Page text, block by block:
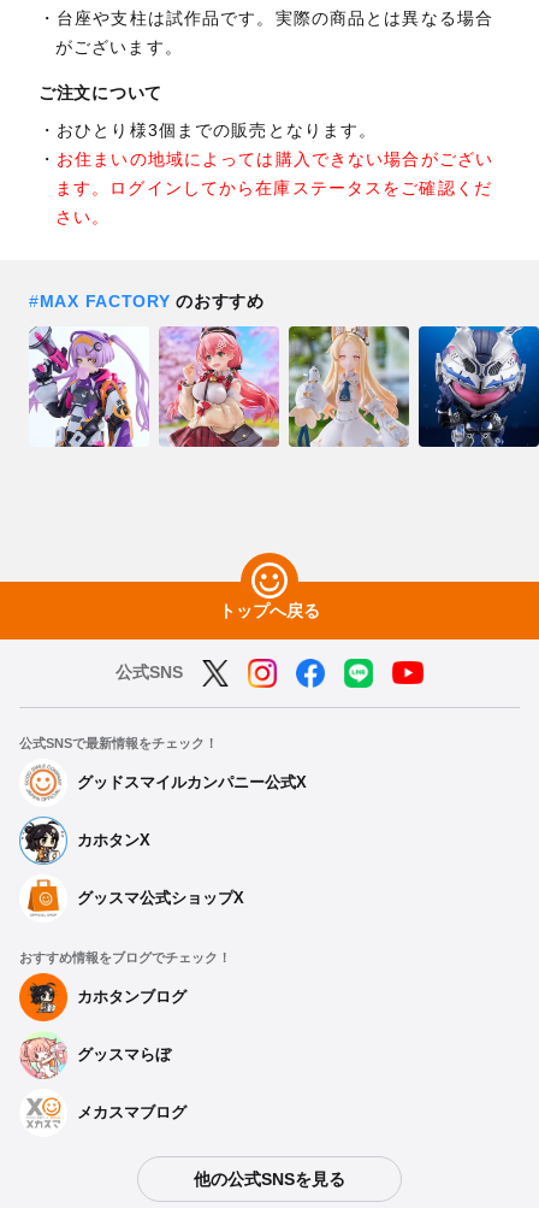
台座や支柱は試作品です。実際の商品とは異なる場合
がございます。
ご注文について
おひとり様3個までの販売となります。
お住まいの地域によっては購入できない場合がござい
ます。ログインしてから在庫ステータスをご確認くだ
さい。
#MAX FACTORY のおすすめ
トップへ戻る
公式SNS
公式SNSで最新情報をチェック！
グッドスマイルカンパニー公式X
カホタンX
グッスマ公式ショップX
おすすめ情報をブログでチェック！
カホタンブログ
グッスマらぼ
メカスマブログ
他の公式SNSを見る